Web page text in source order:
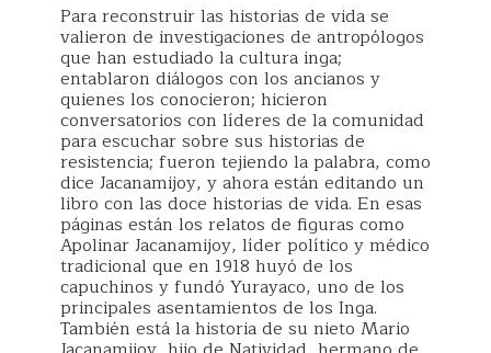
Para reconstruir las historias de vida se
valieron de investigaciones de antropólogos
que han estudiado la cultura inga;
entablaron diálogos con los ancianos y
quienes los conocieron; hicieron
conversatorios con líderes de la comunidad
para escuchar sobre sus historias de
resistencia; fueron tejiendo la palabra, como
dice Jacanamijoy, y ahora están editando un
libro con las doce historias de vida. En esas
páginas están los relatos de figuras como
Apolinar Jacanamijoy, líder político y médico
tradicional que en 1918 huyó de los
capuchinos y fundó Yurayaco, uno de los
principales asentamientos de los Inga.
También está la historia de su nieto Mario